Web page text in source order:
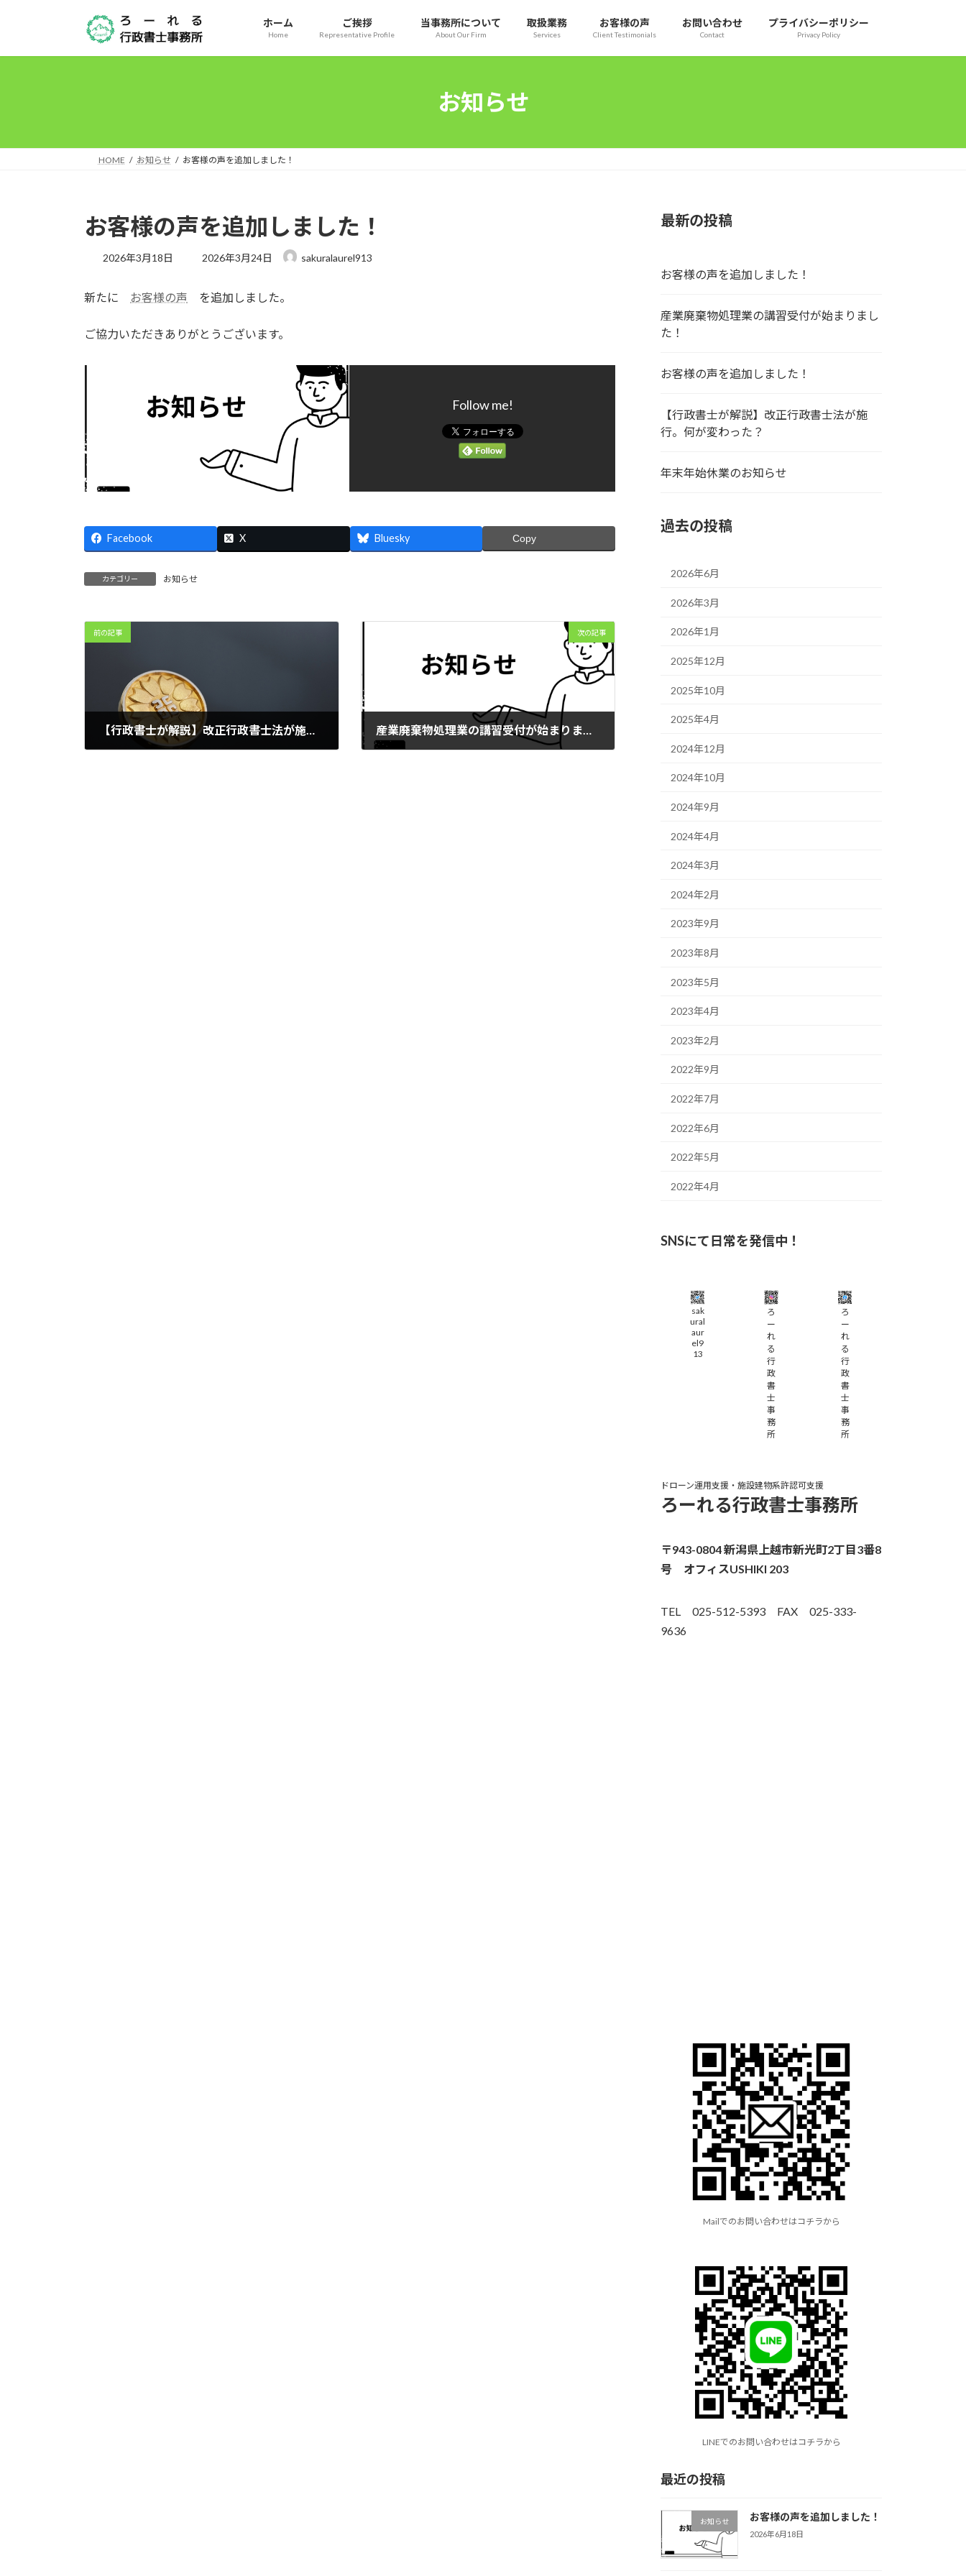
ン
ッ
ー
移
ホーム
Home
ご挨拶
Representative Profile
当事務所について
About Our Firm
取扱業務
Services
お客様の声
Client Testimonials
お問い合わせ
Contact
プライバシーポリシー
Privacy Policy
お知らせ
HOME お知らせ お客様の声を追加しました！
お客様の声を追加しました！
2026年3月18日
最
新
時
:
2026年3月24日 sakuralaurel913
新たに お客様の声 を追加しました。
ご協力いただきありがとうございます。
Follow me!
Facebook X Bluesky Copy
カテゴリー お知らせ
前の記事
【行政書士が解説】改正行政書士法が施行。何が変わった？
次の記事
産業廃棄物処理業の講習受付が始まりました！
最新の投稿
お客様の声を追加しました！
産業廃棄物処理業の講習受付が始まりまし
た！
お客様の声を追加しました！
【行政書士が解説】改正行政書士法が施
行。何が変わった？
年末年始休業のお知らせ
過去の投稿
2026年6月
2026年3月
2026年1月
2025年12月
2025年10月
2025年4月
2024年12月
2024年10月
2024年9月
2024年4月
2024年3月
2024年2月
2023年9月
2023年8月
2023年5月
2023年4月
2023年2月
2022年9月
2022年7月
2022年6月
2022年5月
2022年4月
SNSにて日常を発信中！
sak
ural
aur
el9
13
ろ
ー
れ
る
行
政
書
士
事
務
所
ろ
ー
れ
る
行
政
書
士
事
務
所
ドローン運用支援・施設建物系許認可支援
ろーれる行政書士事務所
〒943-0804 新潟県上越市新光町2丁目3番8
号 オフィスUSHIKI 203
TEL 025-512-5393 FAX 025-333-
9636
Mailでのお問い合わせはコチラから
LINEでのお問い合わせはコチラから
最近の投稿
お知らせ お客様の声を追加しました！
2026年6月18日